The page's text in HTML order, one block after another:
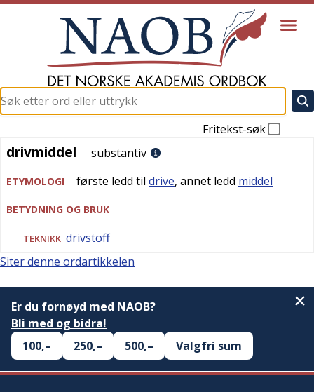
Fritekst-søk
drivmiddel
drivmiddel substantiv
ETYMOLOGI første ledd til drive, annet ledd middel
BETYDNING OG BRUK
TEKNIKK drivstoff
Siter denne ordartikkelen
Er du fornøyd med NAOB?
Bli med og bidra!
100,–
250,– 500,– Valgfri sum